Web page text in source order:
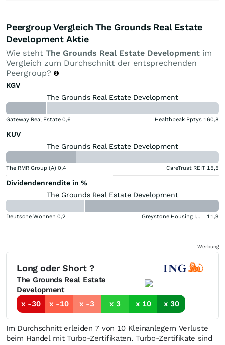
Peergroup Vergleich The Grounds Real Estate
Development Aktie
Wie steht The Grounds Real Estate Development im
Vergleich zum Durchschnitt der entsprechenden
Peergroup?
KGV
The Grounds Real Estate Development
Gateway Real Estate 0,6 Healthpeak Pptys 160,8
KUV
The Grounds Real Estate Development
The RMR Group (A) 0,4 CareTrust REIT 15,5
Dividendenrendite in %
The Grounds Real Estate Development
Deutsche Wohnen 0,2 Greystone Housing Impact Investors LP Benef Unit Cert 11,9
Werbung
Long oder Short ?
The Grounds Real Estate
Development
x -30
x -10 x -3 x 3 x 10 x 30
Im Durchschnitt erleiden 7 von 10 Kleinanlegern Verluste
beim Handel mit Turbo-Zertifikaten. Turbo-Zertifikate sind